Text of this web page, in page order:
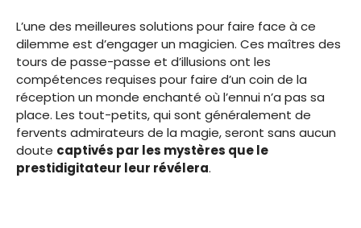
L’une des meilleures solutions pour faire face à ce
dilemme est d’engager un magicien. Ces maîtres des
tours de passe-passe et d’illusions ont les
compétences requises pour faire d’un coin de la
réception un monde enchanté où l’ennui n’a pas sa
place. Les tout-petits, qui sont généralement de
fervents admirateurs de la magie, seront sans aucun
doute captivés par les mystères que le
prestidigitateur leur révélera.